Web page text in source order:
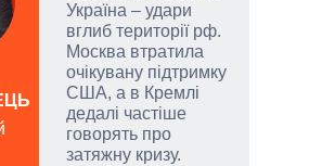
Україна – удари
вглиб території рф.
Москва втратила
очікувану підтримку
США, а в Кремлі
дедалі частіше
говорять про
затяжну кризу.